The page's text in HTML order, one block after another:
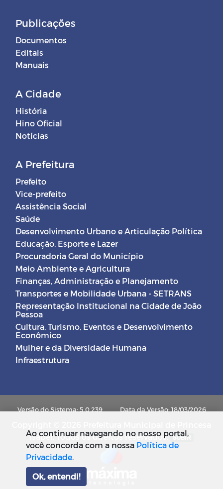
Publicações
Documentos
Editais
Manuais
A Cidade
História
Hino Oficial
Notícias
A Prefeitura
Prefeito
Vice-prefeito
Assistência Social
Saúde
Desenvolvimento Urbano e Articulação Política
Educação, Esporte e Lazer
Procuradoria Geral do Município
Meio Ambiente e Agricultura
Finanças, Administração e Planejamento
Transportes e Mobilidade Urbana - SETRANS
Representação Institucional na Cidade de João
Pessoa
Cultura, Turismo, Eventos e Desenvolvimento
Econômico
Mulher e da Diversidade Humana
Infraestrutura
Versão do Sistema: 5.0.239 Data da Versão: 18/03/2026
Isabel. Todos os direitos reservados. SUBIR
Ao continuar navegando no nosso portal,
você concorda com a nossa Política de
Privacidade.
Ok, entendi!